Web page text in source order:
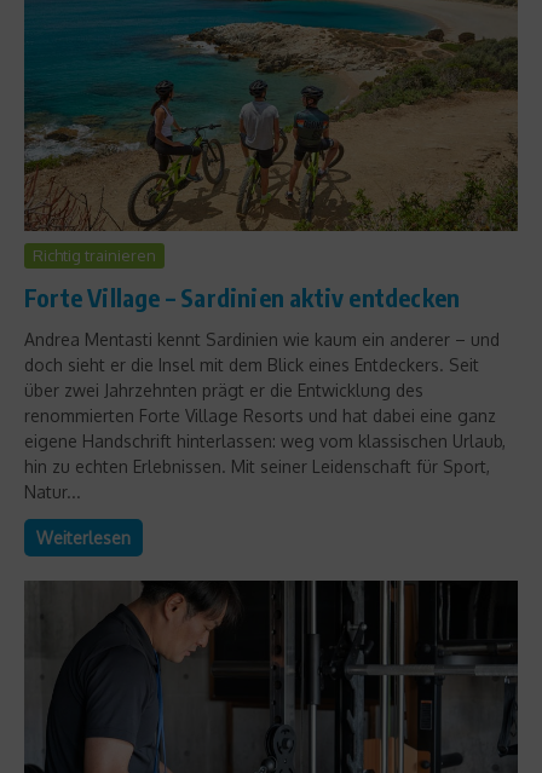
Richtig trainieren
Forte Village – Sardinien aktiv entdecken
Andrea Mentasti kennt Sardinien wie kaum ein anderer – und
doch sieht er die Insel mit dem Blick eines Entdeckers. Seit
über zwei Jahrzehnten prägt er die Entwicklung des
renommierten Forte Village Resorts und hat dabei eine ganz
eigene Handschrift hinterlassen: weg vom klassischen Urlaub,
hin zu echten Erlebnissen. Mit seiner Leidenschaft für Sport,
Natur...
Weiterlesen